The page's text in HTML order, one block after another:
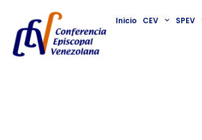
Inicio CEV SPEV